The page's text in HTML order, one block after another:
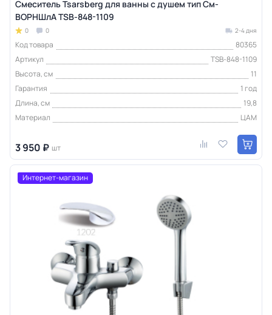
Смеситель Tsarsberg для ванны с душем тип См-
ВОРНШлА TSB-848-1109
0 0 2-4 дня
Код товара
80365
Артикул
TSB-848-1109
Высота, см
11
Гарантия
1 год
Длина, см
19,8
Материал
ЦАМ
3 950 ₽ шт
Интернет-магазин